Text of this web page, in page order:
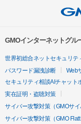
GMOインターネットグル
世界初総合ネットセキュリテ
パスワード漏洩診断
Web
セキュリティ相談AIチャット
実在証明・盗聴対策
サイバー攻撃対策（GMOサ
サイバー攻撃対策（GMO Flatt